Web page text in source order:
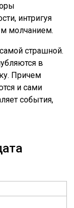
интригуя
молчанием.
страшной.
в
Причем
и сами
события,